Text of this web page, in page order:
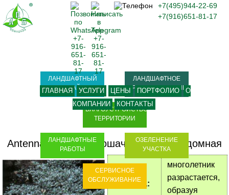
Antennaria dioica-Кошачья папка двудомная
Форма:
многолетник
разрастается,
образуя
+7(495)944-22-69
+7(916)651-81-17
ГЛАВНАЯ УСЛУГИ ЦЕНЫ ПОРТФОЛИО
О
КОМПАНИИ
КОНТАКТЫ
ЛАНДШАФТНЫЙ
ДИЗАЙН
ЛАНДШАФТНОЕ
ПРОЕКТИРОВАНИЕ
БЛАГОУСТРОЙСТВО
ТЕРРИТОРИИ
ЛАНДШАФТНЫЕ
РАБОТЫ
ОЗЕЛЕНЕНИЕ
УЧАСТКА
СЕРВИСНОЕ
ОБСЛУЖИВАНИЕ